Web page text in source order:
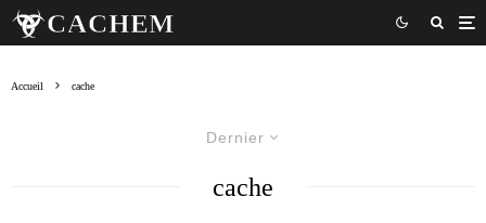
Accueil cache
Dernier
cache